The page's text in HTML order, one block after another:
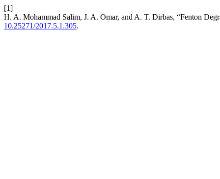
[1]
H. A. Mohammad Salim, J. A. Omar, and A. T. Dirbas, “Fenton
10.25271/2017.5.1.305.